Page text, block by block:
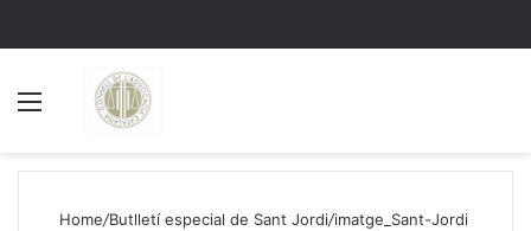
Home/Butlletí especial de Sant Jordi/imatge_Sant-Jordi